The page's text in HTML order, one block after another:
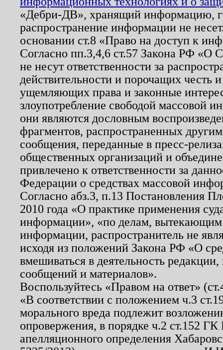
«Дебри-ДВ», хранящий информацию,
распространение информации не
основании ст.8 «Право на доступ к
Согласно пп.3,4,6 ст.57 Закона РФ «О
не несут ответственности за
действительности и порочащих честь
ущемляющих права и законные
злоупотребление свободой массовой
они являются дословным
фрагментов, распространенных
сообщения, переданные в пресс-
общественных организаций и
привлечено к ответственности за
Федерации о средствах массовой
Согласно абз.3, п.13 Постановления
2010 года «О практике применения
информации», «по делам, вытекающим
информации, распространитель не
исходя из положений Закона РФ «О
вмешиваться в деятельность
сообщений и материалов».
Воспользуйтесь «Правом на ответ»
«В соответствии с положением ч.3
морального вреда подлежит
опровержения, в порядке ч.2 ст.152
апелляционного определения